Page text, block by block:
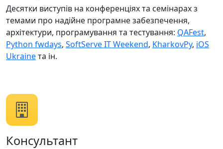
Десятки виступів на конференціях та семінарах з
темами про надійне програмне забезпечення,
архітектури, програмування та тестування: QAFest,
Python fwdays, SoftServe IT Weekend, KharkovPy, iOS
Ukraineта ін.
Консультант